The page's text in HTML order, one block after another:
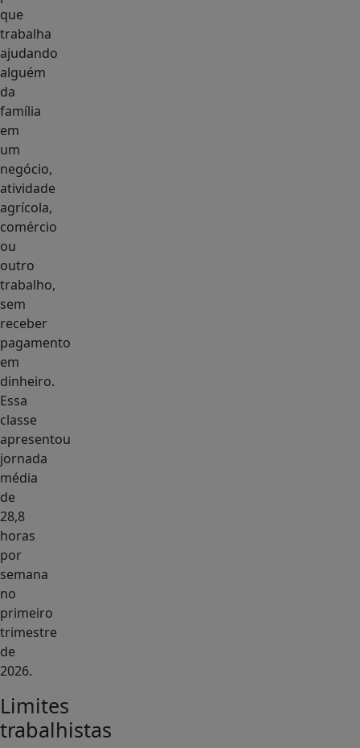
que
trabalha
ajudando
alguém
da
família
em
um
negócio,
atividade
agrícola,
comércio
ou
outro
trabalho,
sem
receber
pagamento
em
dinheiro.
Essa
classe
apresentou
jornada
média
de
28,8
horas
por
semana
no
primeiro
trimestre
de
2026.
Limites
trabalhistas